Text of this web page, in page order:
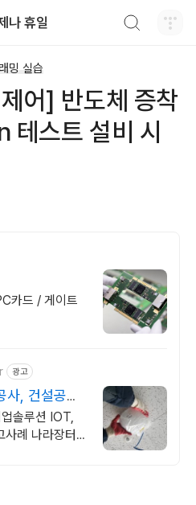
나 휴일
밍 실습
어] 반도체 증착
스트 설비 시
카드 / 게이트
광고
사, 건설공사
솔루션 IOT,
사례 나라장터